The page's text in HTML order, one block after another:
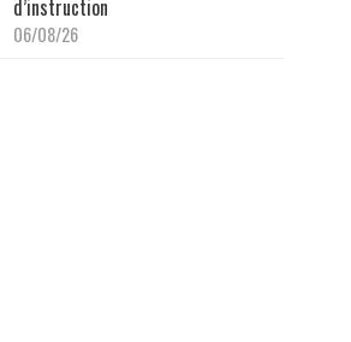
d’instruction
06/08/26